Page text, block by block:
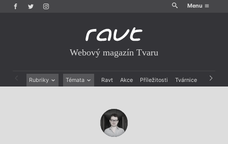
Menu
Webový magazín Tvaru
Rubriky Témata Ravt Akce Příležitosti Tvárnice Archiv